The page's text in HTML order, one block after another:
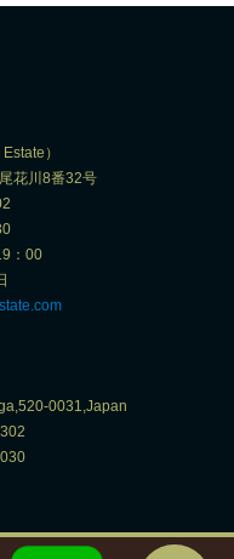
Estate）
花川8番32号
：00
0031,Japan